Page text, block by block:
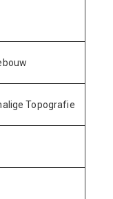
Topografie